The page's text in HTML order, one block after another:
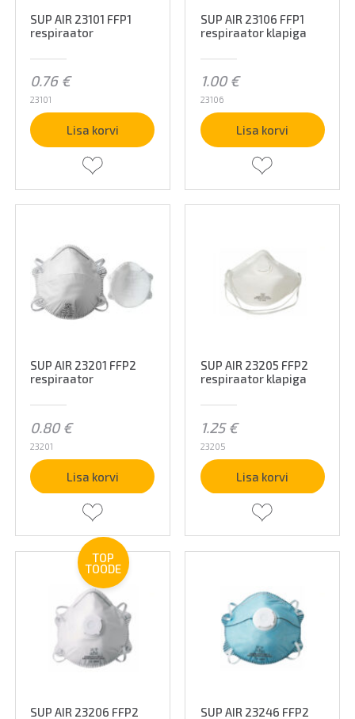
SUP AIR 23101 FFP1
respiraator
0.76 €
23101
Lisa korvi
SUP AIR 23106 FFP1
respiraator klapiga
1.00€
23106
Lisa korvi
SUP AIR 23201 FFP2
respiraator
0.80€
23201
Lisa korvi
SUP AIR 23205 FFP2
respiraator klapiga
1.25€
23205
Lisa korvi
SUP AIR 23206 FFP2
TOP
TOODE
SUP AIR 23246 FFP2